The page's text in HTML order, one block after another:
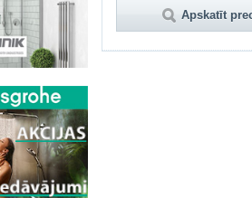
Apskatīt